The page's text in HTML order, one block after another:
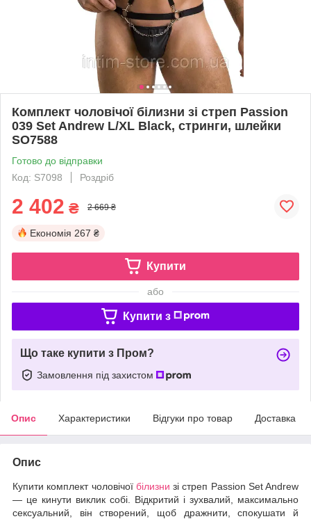
Комплект чоловічої білизни зі стреп Passion
039 Set Andrew L/XL Black, стринги, шлейки
SO7588
Готово до відправки
Код: S7098
Роздріб
2 402 ₴ 2 669 ₴
Економія 267 ₴
Купити
або
Купити з
Що таке купити з Пром?
Замовлення під захистом
Опис Характеристики Відгуки про товар Доставка
Опис
Купити комплект чоловічої білизни зі стреп Passion Set Andrew
— це кинути виклик собі. Відкритий і зухвалий, максимально
сексуальний, він створений, щоб дражнити, спокушати й